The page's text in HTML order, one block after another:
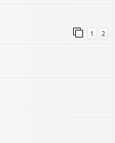
1 2